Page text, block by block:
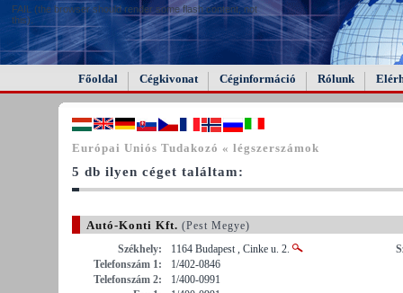
FAIL (the browser should render some flash content, not
this).
Főoldal Cégkivonat Céginformáció Rólunk
Európai Uniós Tudakozó « légszerszámok
5 db ilyen céget találtam:
Autó-Konti Kft. (Pest Megye)
Székhely:
1164 Budapest , Cinke u. 2.
Telefonszám 1:
1/402-0846
Telefonszám 2:
1/400-0991